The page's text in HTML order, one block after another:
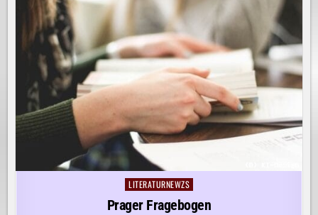
Posted
LITERATURNEWZS
Prager Fragebogen